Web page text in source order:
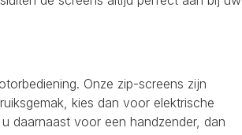
Onze zip-screens zijn
kies dan voor elektrische
daarnaast voor een handzender, dan